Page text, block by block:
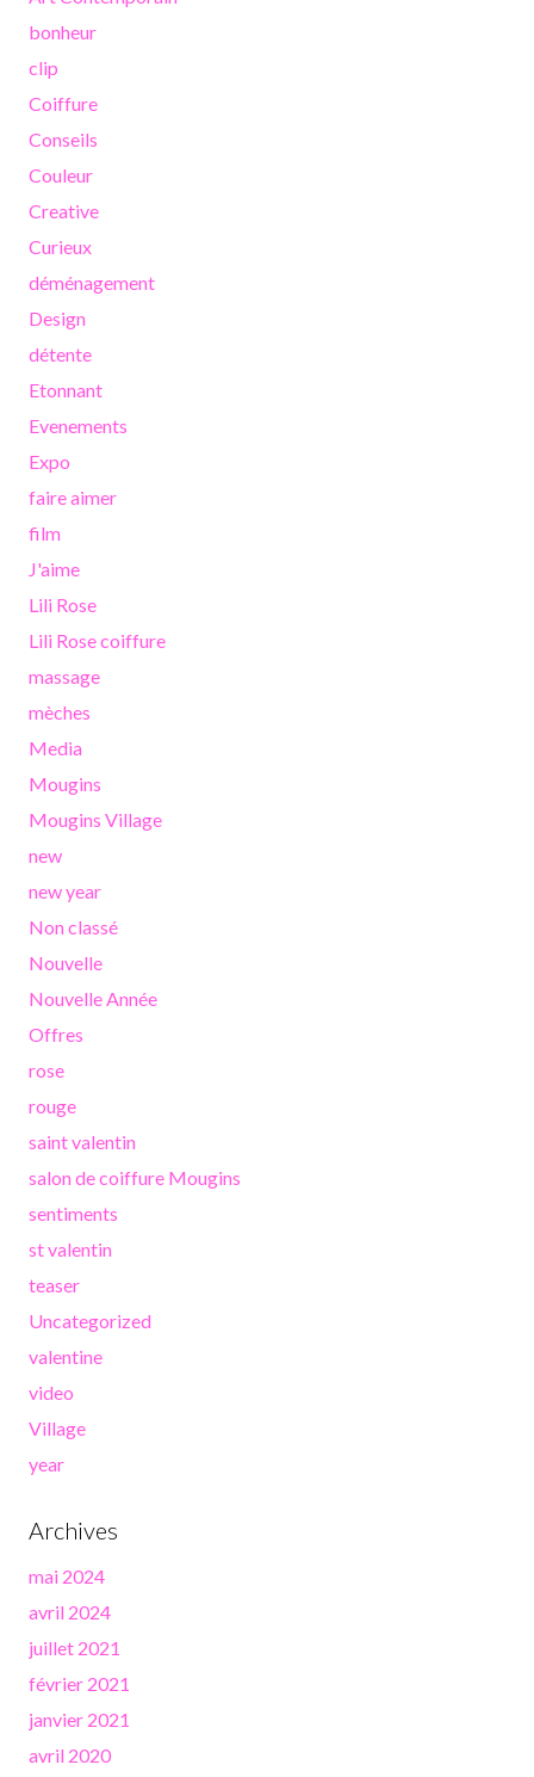
bonheur
clip
Coiffure
Conseils
Couleur
Creative
Curieux
déménagement
Design
détente
Etonnant
Evenements
Expo
faire aimer
film
J'aime
Lili Rose
Lili Rose coiffure
massage
mèches
Media
Mougins
Mougins Village
new
new year
Non classé
Nouvelle
Nouvelle Année
Offres
rose
rouge
saint valentin
salon de coiffure Mougins
sentiments
st valentin
teaser
Uncategorized
valentine
video
Village
year
Archives
mai 2024
avril 2024
juillet 2021
février 2021
janvier 2021
avril 2020